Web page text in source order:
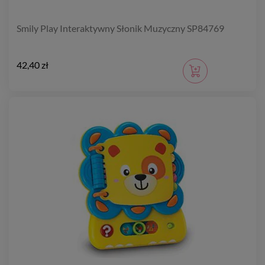
Smily Play Interaktywny Słonik Muzyczny SP84769
42,40 zł